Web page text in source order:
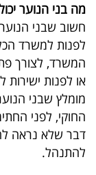
מה בני הנוער
חשוב שבני הנוער
לפנות למשרד
המשרד, לצורך
או לפנות ישירות
מומלץ שבני
החוקי, לפני
דבר שלא נראה
להתנהל.